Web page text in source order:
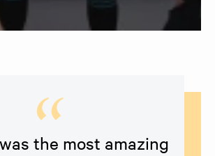
the most amazing